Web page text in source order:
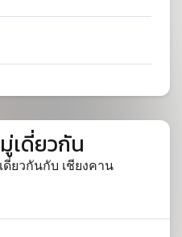
เดี่ยวกัน
ยวกันกับ เชียงคาน